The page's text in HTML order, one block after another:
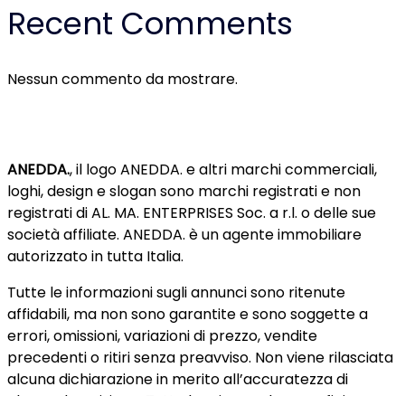
Recent Comments
Nessun commento da mostrare.
ANEDDA., il logo ANEDDA. e altri marchi commerciali,
loghi, design e slogan sono marchi registrati e non
registrati di AL. MA. ENTERPRISES Soc. a r.l. o delle sue
società affiliate. ANEDDA. è un agente immobiliare
autorizzato in tutta Italia.
Tutte le informazioni sugli annunci sono ritenute
affidabili, ma non sono garantite e sono soggette a
errori, omissioni, variazioni di prezzo, vendite
precedenti o ritiri senza preavviso. Non viene rilasciata
alcuna dichiarazione in merito all’accuratezza di